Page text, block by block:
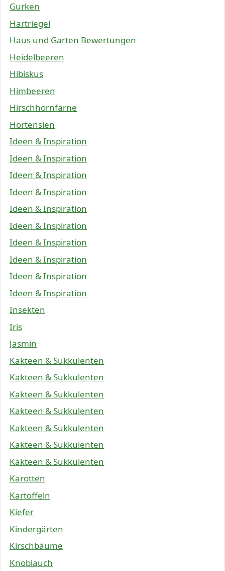
Gurken
Hartriegel
Haus und Garten Bewertungen
Heidelbeeren
Hibiskus
Himbeeren
Hirschhornfarne
Hortensien
Ideen & Inspiration
Ideen & Inspiration
Ideen & Inspiration
Ideen & Inspiration
Ideen & Inspiration
Ideen & Inspiration
Ideen & Inspiration
Ideen & Inspiration
Ideen & Inspiration
Ideen & Inspiration
Insekten
Iris
Jasmin
Kakteen & Sukkulenten
Kakteen & Sukkulenten
Kakteen & Sukkulenten
Kakteen & Sukkulenten
Kakteen & Sukkulenten
Kakteen & Sukkulenten
Kakteen & Sukkulenten
Karotten
Kartoffeln
Kiefer
Kindergärten
Kirschbäume
Knoblauch